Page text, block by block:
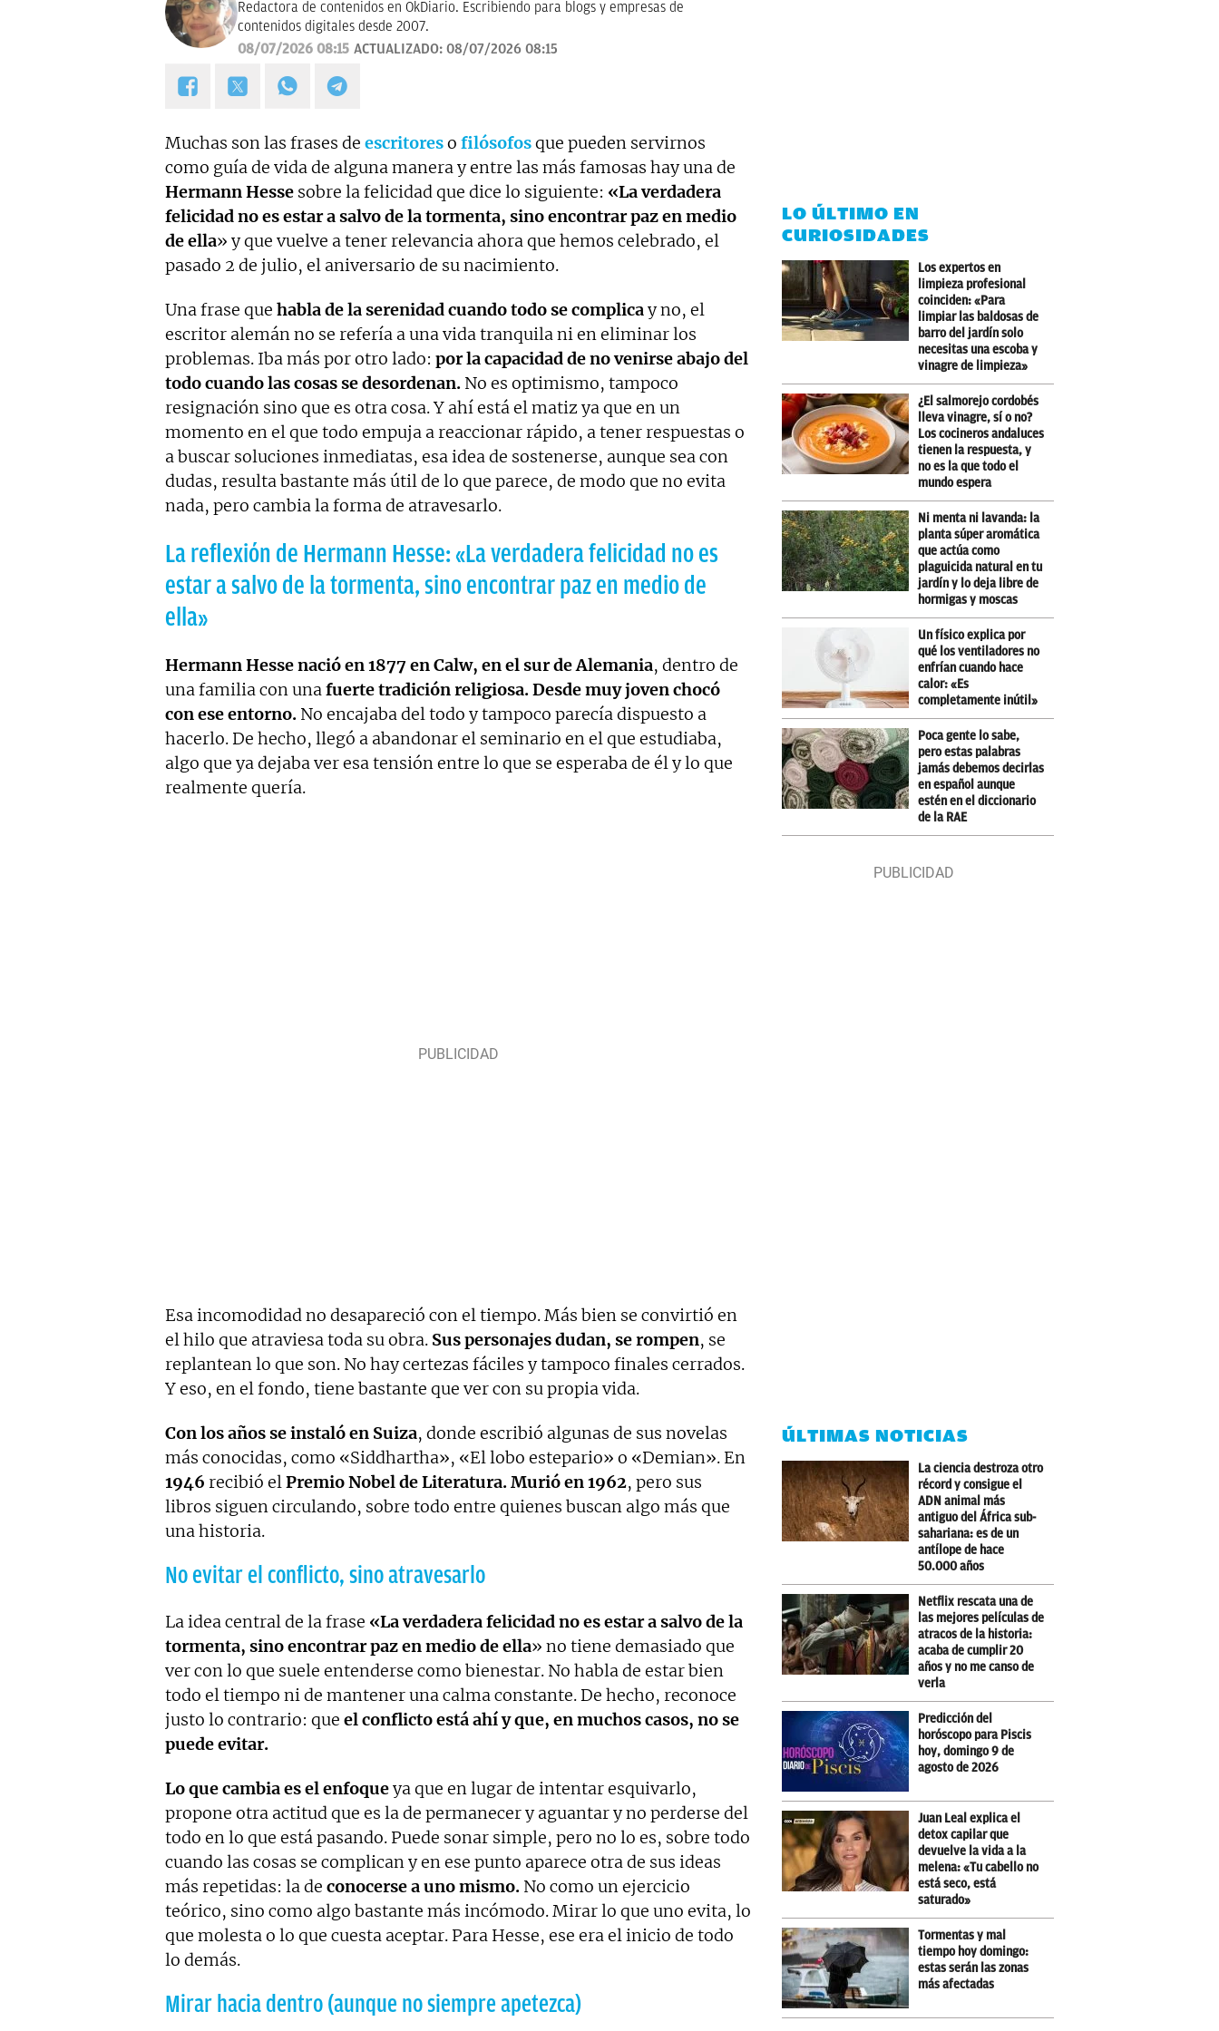
Redactora de contenidos en OkDiario. Escribiendo para blogs y empresas de
contenidos digitales desde 2007.
08/07/2026 08:15 ACTUALIZADO: 08/07/2026 08:15
Muchas son las frases de escritoreso filósofosque pueden servirnos
como guía de vida de alguna manera y entre las más famosas hay una de
Hermann Hesse sobre la felicidad que dice lo siguiente: «La verdadera
felicidad no es estar a salvo de la tormenta, sino encontrar paz en medio
de ella» y que vuelve a tener relevancia ahora que hemos celebrado, el
pasado 2 de julio, el aniversario de su nacimiento.
Una frase que habla de la serenidad cuando todo se complicay no, el
escritor alemán no se refería a una vida tranquila ni en eliminar los
problemas. Iba más por otro lado: por la capacidad de no venirse abajo del
todo cuando las cosas se desordenan. No es optimismo, tampoco
resignación sino que es otra cosa. Y ahí está el matiz ya que en un
momento en el que todo empuja a reaccionar rápido, a tener respuestas o
a buscar soluciones inmediatas, esa idea de sostenerse, aunque sea con
dudas, resulta bastante más útil de lo que parece, de modo que no evita
nada, pero cambia la forma de atravesarlo.
La reflexión de Hermann Hesse: «La verdadera felicidad no es
estar a salvo de la tormenta, sino encontrar paz en medio de
ella»
Hermann Hesse nació en 1877 en Calw, en el sur de Alemania, dentro de
una familia con unafuerte tradición religiosa. Desde muy joven chocó
con ese entorno. No encajaba del todo y tampoco parecía dispuesto a
hacerlo. De hecho, llegó a abandonar el seminario en el que estudiaba,
algo que ya dejaba ver esa tensión entre lo que se esperaba de él y lo que
realmente quería.
Esa incomodidad no desapareció con el tiempo. Más bien se convirtió en
el hilo que atraviesa toda su obra. Sus personajes dudan, se rompen, se
replantean lo que son. No hay certezas fáciles y tampoco finales cerrados.
Y eso, en el fondo, tiene bastante que ver con su propia vida.
Con los años se instaló en Suiza, donde escribió algunas de sus novelas
más conocidas, como «Siddhartha», «El lobo estepario» o «Demian». En
1946 recibió elPremio Nobel de Literatura. Murió en 1962, pero sus
libros siguen circulando, sobre todo entre quienes buscan algo más que
una historia.
No evitar el conflicto, sino atravesarlo
La idea central de la frase «La verdadera felicidad no es estar a salvo de la
tormenta, sino encontrar paz en medio de ella» no tiene demasiado que
ver con lo que suele entenderse como bienestar. No habla de estar bien
todo el tiempo ni de mantener una calma constante. De hecho, reconoce
justo lo contrario: que el conflicto está ahí y que, en muchos casos, no se
puede evitar.
Lo que cambia es el enfoqueya que en lugar de intentar esquivarlo,
propone otra actitud que es la de permanecer y aguantar y no perderse del
todo en lo que está pasando. Puede sonar simple, pero no lo es, sobre todo
cuando las cosas se complican y en ese punto aparece otra de sus ideas
más repetidas: la de conocerse a uno mismo. No como un ejercicio
teórico, sino como algo bastante más incómodo. Mirar lo que uno evita, lo
que molesta o lo que cuesta aceptar. Para Hesse, ese era el inicio de todo
lo demás.
Mirar hacia dentro (aunque no siempre apetezca)
LO ÚLTIMO EN
CURIOSIDADES
Los expertos en
limpieza profesional
coinciden: «Para
limpiar las baldosas de
barro del jardín solo
necesitas una escoba y
vinagre de limpieza»
¿El salmorejo cordobés
lleva vinagre, sí o no?
Los cocineros andaluces
tienen la respuesta, y
no es la que todo el
mundo espera
Ni menta ni lavanda: la
planta súper aromática
que actúa como
plaguicida natural en tu
jardín y lo deja libre de
hormigas y moscas
Un físico explica por
qué los ventiladores no
enfrían cuando hace
calor: «Es
completamente inútil»
Poca gente lo sabe,
pero estas palabras
jamás debemos decirlas
en español aunque
estén en el diccionario
de la RAE
ÚLTIMAS NOTICIAS
La ciencia destroza otro
récord y consigue el
ADN animal más
antiguo del África sub-
sahariana: es de un
antílope de hace
50.000 años
Netflix rescata una de
las mejores películas de
atracos de la historia:
acaba de cumplir 20
años y no me canso de
verla
Predicción del
horóscopo para Piscis
hoy, domingo 9 de
agosto de 2026
Juan Leal explica el
detox capilar que
devuelve la vida a la
melena: «Tu cabello no
está seco, está
saturado»
Tormentas y mal
tiempo hoy domingo:
estas serán las zonas
más afectadas